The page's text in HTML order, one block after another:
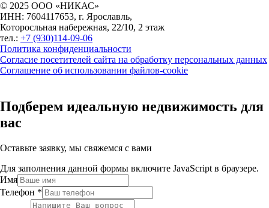
© 2025 ООО «НИКАС»
ИНН: 7604117653, г. Ярославль,
Которосльная набережная, 22/10, 2 этаж
тел.: +7 (930)114-09-06
Политика конфиденциальности
Согласие посетителей сайта на обработку персональных данных
Соглашение об использовании файлов-cookie
Подберем идеальную недвижимость для
вас
Оставьте заявку, мы свяжемся с вами
Для заполнения данной формы включите JavaScript в браузере.
Имя
Телефон *